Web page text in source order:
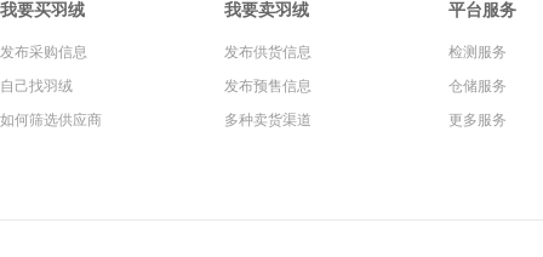
我要买羽绒
发布采购信息
自己找羽绒
如何筛选供应商
我要卖羽绒
发布供货信息
发布预售信息
多种卖货渠道
平台服务
检测服务
仓储服务
更多服务